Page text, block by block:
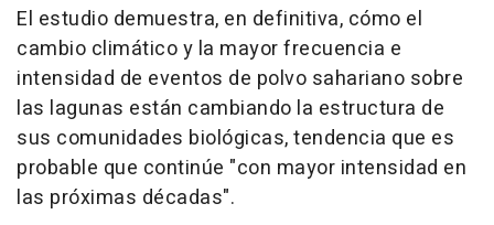
El estudio demuestra, en definitiva, cómo el
cambio climático y la mayor frecuencia e
intensidad de eventos de polvo sahariano sobre
las lagunas están cambiando la estructura de
sus comunidades biológicas, tendencia que es
probable que continúe "con mayor intensidad en
las próximas décadas".